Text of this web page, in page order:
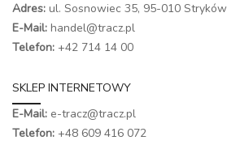
Adres: ul. Sosnowiec 35, 95-010 Stryków
E-Mail: handel@tracz.pl
Telefon: +42 714 14 00
SKLEP INTERNETOWY
E-Mail: e-tracz@tracz.pl
Telefon: +48 609 416 072